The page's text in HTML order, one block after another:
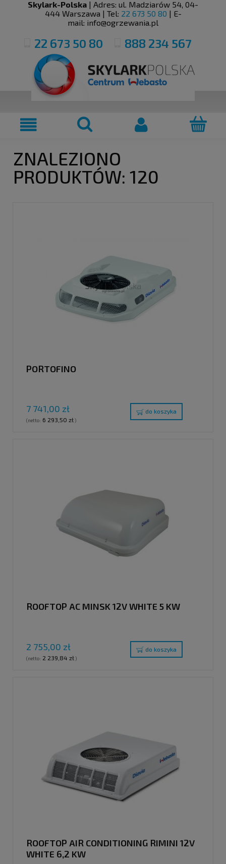
Skylark-Polska | Adres: ul. Madziarów 54, 04-
444 Warszawa | Tel: 22 673 50 80 | E-
mail: info@ogrzewania.pl
22 673 50 80 888 234 567
ZNALEZIONO
PRODUKTÓW: 120
PORTOFINO
7 741,00 zł
(netto: 6 293,50 zł)
do koszyka
ROOFTOP AC MINSK 12V WHITE 5 KW
2 755,00 zł
(netto: 2 239,84 zł)
do koszyka
ROOFTOP AIR CONDITIONING RIMINI 12V
WHITE 6,2 KW